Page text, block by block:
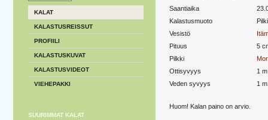
KALAT
KALASTUSREISSUT
PROFIILI
KALASTUSKUVAT
KALASTUSVIDEOT
VIEHEPAKKI
SUURIMMAT KALAT
Saantiaika
Kalastusmuoto
Vesistö
Pituus
5
Pilkki
Ottisyvyys
1 m
Veden syvyys
1 m
Huom! Kalan paino on arvio.